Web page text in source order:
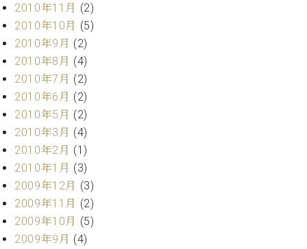
2010年11月 (2)
2010年10月 (5)
2010年9月 (2)
2010年8月 (4)
2010年7月 (2)
2010年6月 (2)
2010年5月 (2)
2010年3月 (4)
2010年2月 (1)
2010年1月 (3)
2009年12月 (3)
2009年11月 (2)
2009年10月 (5)
2009年9月 (4)